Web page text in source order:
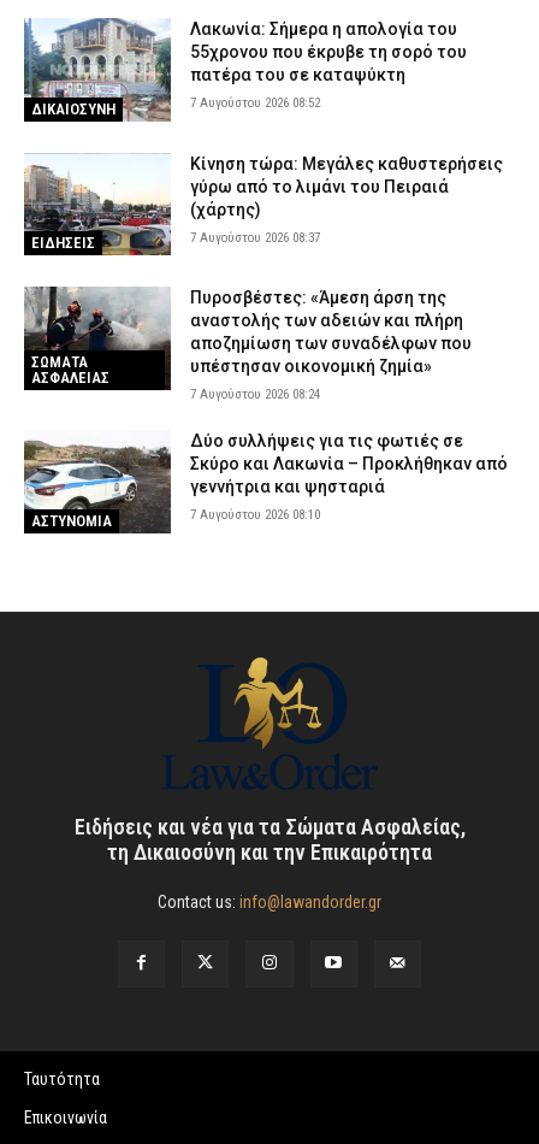
ΔΙΚΑΙΟΣΥΝΗ
Λακωνία: Σήμερα η απολογία του
55χρονου που έκρυβε τη σορό του
πατέρα του σε καταψύκτη
7 Αυγούστου 2026 08:52
ΕΙΔΗΣΕΙΣ
Κίνηση τώρα: Μεγάλες καθυστερήσεις
γύρω από το λιμάνι του Πειραιά
(χάρτης)
7 Αυγούστου 2026 08:37
ΣΩΜΑΤΑ
ΑΣΦΑΛΕΙΑΣ
Πυροσβέστες: «Άμεση άρση της
αναστολής των αδειών και πλήρη
αποζημίωση των συναδέλφων που
υπέστησαν οικονομική ζημία»
7 Αυγούστου 2026 08:24
ΑΣΤΥΝΟΜΙΑ
Δύο συλλήψεις για τις φωτιές σε
Σκύρο και Λακωνία – Προκλήθηκαν από
γεννήτρια και ψησταριά
7 Αυγούστου 2026 08:10
Ειδήσεις και νέα για τα Σώματα Ασφαλείας,
τη Δικαιοσύνη και την Επικαιρότητα
Contact us: info@lawandorder.gr
Ταυτότητα
Επικοινωνία